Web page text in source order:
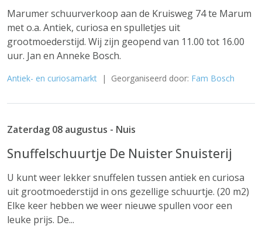
Marumer schuurverkoop aan de Kruisweg 74 te Marum
met o.a. Antiek, curiosa en spulletjes uit
grootmoederstijd. Wij zijn geopend van 11.00 tot 16.00
uur. Jan en Anneke Bosch.
Antiek- en curiosamarkt | Georganiseerd door: Fam Bosch
Zaterdag 08 augustus - Nuis
Snuffelschuurtje De Nuister Snuisterij
U kunt weer lekker snuffelen tussen antiek en curiosa
uit grootmoederstijd in ons gezellige schuurtje. (20 m2)
Elke keer hebben we weer nieuwe spullen voor een
leuke prijs. De...